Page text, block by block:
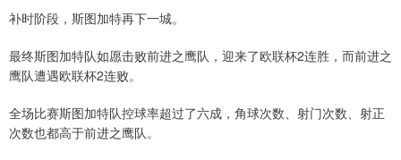
补时阶段，斯图加特再下一城。
最终斯图加特队如愿击败前进之鹰队，迎来了欧联杯2连胜，而前进之
鹰队遭遇欧联杯2连败。
全场比赛斯图加特队控球率超过了六成，角球次数、射门次数、射正
次数也都高于前进之鹰队。